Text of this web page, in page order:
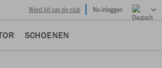
Word lid van de club Nu inloggen
SCHOENEN